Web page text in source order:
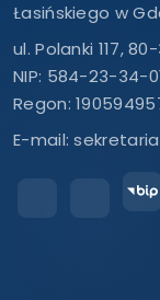
Łasińskiego w
ul. Polanki 117,
NIP: 584-23-34-
Regon:
E-mail: